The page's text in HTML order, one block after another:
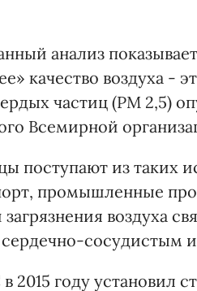
анализ
качество воздуха -
частиц (PM 2,5)
Всемирной
поступают из таких
промышленные
воздуха
сосудистым
2015 году установил